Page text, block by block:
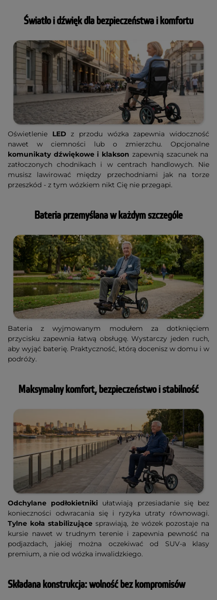
Światło i dźwięk dla bezpieczeństwa i komfortu
Oświetlenie LED z przodu wózka zapewnia widoczność
nawet w ciemności lub o zmierzchu. Opcjonalne
komunikaty dźwiękowe i klakson zapewnią szacunek na
zatłoczonych chodnikach i w centrach handlowych. Nie
musisz lawirować między przechodniami jak na torze
przeszkód - z tym wózkiem nikt Cię nie przegapi.
Bateria przemyślana w każdym szczególe
Bateria z wyjmowanym modułem za dotknięciem
przycisku zapewnia łatwą obsługę. Wystarczy jeden ruch,
aby wyjąć baterię. Praktyczność, którą docenisz w domu i w
podróży.
Maksymalny komfort, bezpieczeństwo i stabilność
Odchylane podłokietniki ułatwiają przesiadanie się bez
konieczności odwracania się i ryzyka utraty równowagi.
Tylne koła stabilizujące sprawiają, że wózek pozostaje na
kursie nawet w trudnym terenie i zapewnia pewność na
podjazdach, jakiej można oczekiwać od SUV-a klasy
premium, a nie od wózka inwalidzkiego.
Składana konstrukcja: wolność bez kompromisów